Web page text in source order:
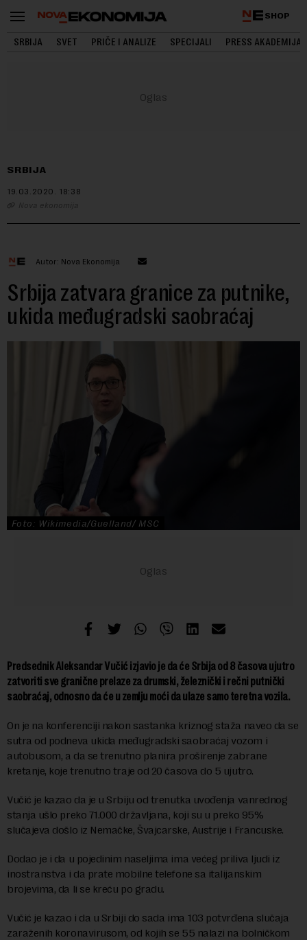
SHOP
SRBIJA SVET PRIČE I ANALIZE SPECIJALI PRESS AKADEMIJA
SRBIJA
19.03.2020. 18:38
Nova ekonomija
Autor: Nova Ekonomija
Srbija zatvara granice za putnike,
ukida međugradski saobraćaj
Foto: Wikimedia/Guelland/ MSC
Predsednik Aleksandar Vučić izjavio je da će Srbija od 8 časova ujutro
zatvoriti sve granične prelaze za drumski, železnički i rečni putnički
saobraćaj, odnosno da će u zemlju moći da ulaze samo teretna vozila.
On je na konferenciji nakon sastanka kriznog staža naveo da se
sutra od podneva ukida međugradski saobraćaj vozom i
autobusom, a da se trenutno planira proširenje zabrane
kretanje, koje trenutno traje od 20 časova do 5 ujutro.
Vučić je kazao da je u Srbiju od trenutka uvođenja vanrednog
stanja ušlo preko 71.000 državljana, koji su u preko 95%
slučajeva došlo iz Nemačke, Švajcarske, Austrije i Francuske.
Dodao je i da u pojedinim naseljima ima većeg priliva ljudi iz
inostranstva i da prate mobilne telefone sa italijanskim
brojevima, da li se kreću po gradu.
Vučić je kazao i da u Srbiji do sada ima 103 potvrđena slučaja
zaraženih koronavirusom, od kojih se 55 nalazi na bolničkom